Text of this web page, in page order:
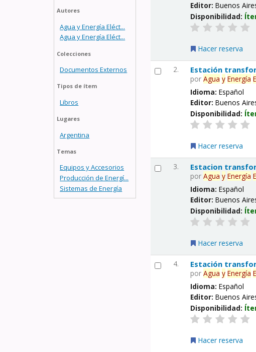
Autores
Agua y Energía Eléct...
Agua y Energía Eléct...
Colecciones
Documentos Externos
Tipos de ítem
Libros
Lugares
Argentina
Temas
Equipos y Accesorios
Producción de Energí...
Sistemas de Energía
Editor:Buenos
Disponibilidad:
Hacer reserva
2. Estación
porAgua y Energía
Idioma:Español
Editor:Buenos
Disponibilidad:
Hacer reserva
3. Estacion
porAgua y Energía
Idioma:Español
Editor:Buenos
Disponibilidad:
Hacer reserva
4. Estación
porAgua y Energía
Idioma:Español
Editor:Buenos
Disponibilidad:
Hacer reserva